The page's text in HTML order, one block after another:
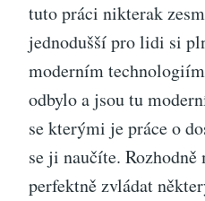
tuto práci nikterak
jednodušší pro lidi si
moderním
odbylo a jsou tu
se kterými je práce o
se ji naučíte.
perfektně zvládat